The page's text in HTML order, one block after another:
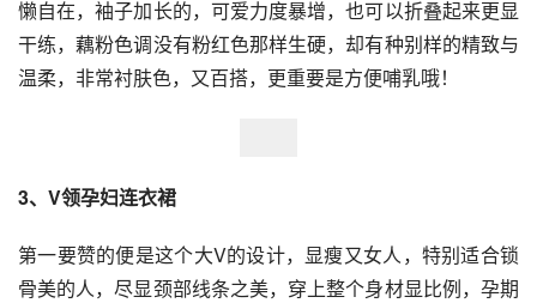
懒自在，袖子加长的，可爱力度暴增，也可以折叠起来更显
干练，藕粉色调没有粉红色那样生硬，却有种别样的精致与
温柔，非常衬肤色，又百搭，更重要是方便哺乳哦！
3、V领孕妇连衣裙
第一要赞的便是这个大V的设计，显瘦又女人，特别适合锁
骨美的人，尽显颈部线条之美，穿上整个身材显比例，孕期